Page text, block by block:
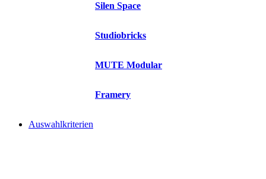
Silen Space
Studiobricks
MUTE Modular
Framery
Auswahlkriterien